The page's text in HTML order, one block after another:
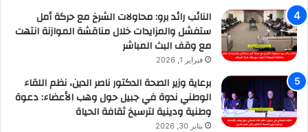
النائب رائد برو: محاولات الشرخ مع حركة أمل
ستفشل والمزايدات خلال مناقشة الموازنة انتهت
مع وقف البث المباشر
فبراير 1, 2026
برعاية وزير الصحة الدكتور ناصر الدين، نظم اللقاء
الوطني ندوة في جبيل حول وهب الأعضاء: دعوة
وطنية ودينية لترسيخ ثقافة الحياة
يناير 30, 2026